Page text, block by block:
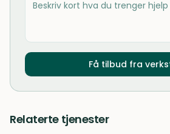
Få tilbud fra
Relaterte tjenester